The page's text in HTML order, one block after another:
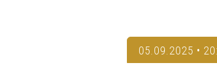
05.09.2025 •